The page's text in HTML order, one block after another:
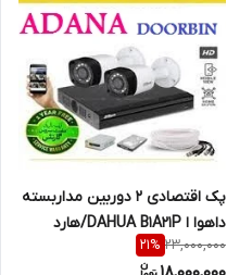
پک اقتصادی 2 دوربین مداربسته
داهوا ا DAHUA B1A21P/هارد
500گیگ و کابل رایگان
23,000,000
21%